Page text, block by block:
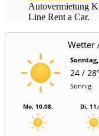
Autovermietung
Line Rent a Car.
Wetter
Sonntag,
24 /
Sonnig
Mo, 10.08. Di,